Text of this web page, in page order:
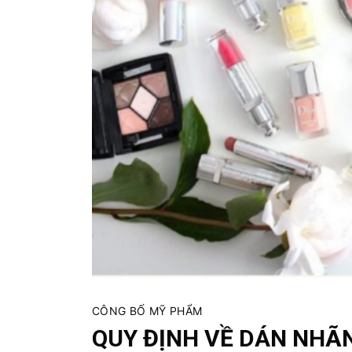
c
m
ặ
g
CÔNG BỐ MỸ PHẨM
QUY ĐỊNH VỀ DÁN